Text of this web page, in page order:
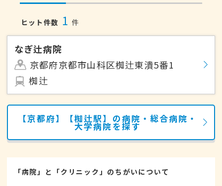
ヒット件数 1 件
なぎ辻病院
京都府京都市山科区椥辻東潰5番1
椥辻
【京都府】【椥辻駅】の病院・総合病院・
大学病院を探す
「病院」と「クリニック」のちがいについて